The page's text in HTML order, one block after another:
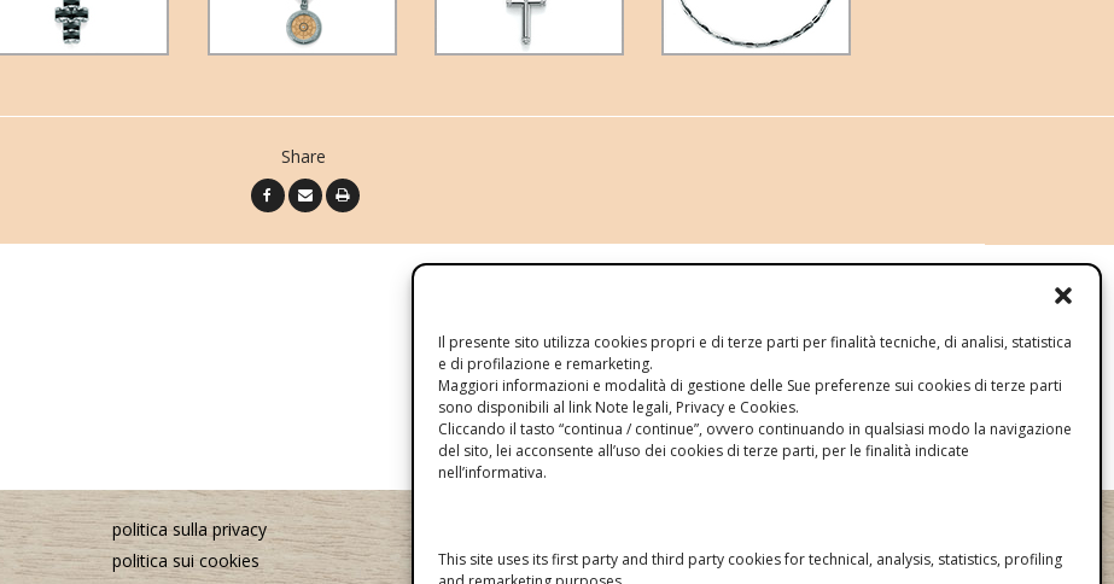
Il presente sito utilizza cookies propri e di terze parti per finalità tecniche, di analisi, statistica
e di profilazione e remarketing.
Maggiori informazioni e modalità di gestione delle Sue preferenze sui cookies di terze parti
sono disponibili al link Note legali, Privacy e Cookies.
Cliccando il tasto “continua / continue”, ovvero continuando in qualsiasi modo la navigazione
del sito, lei acconsente all’uso dei cookies di terze parti, per le finalità indicate
nell’informativa.
This site uses its first party and third party cookies for technical, analysis, statistics, profiling
Share
politica sulla privacy
politica sui cookies